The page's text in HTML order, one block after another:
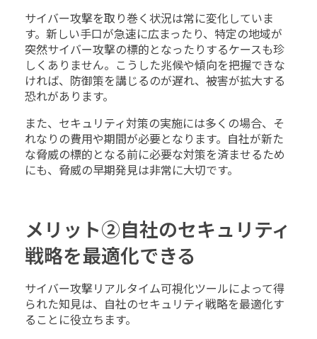
サイバー攻撃を取り巻く状況は常に変化していま
す。新しい手口が急速に広まったり、特定の地域が
突然サイバー攻撃の標的となったりするケースも珍
しくありません。こうした兆候や傾向を把握できな
ければ、防御策を講じるのが遅れ、被害が拡大する
恐れがあります。
また、セキュリティ対策の実施には多くの場合、そ
れなりの費用や期間が必要となります。自社が新た
な脅威の標的となる前に必要な対策を済ませるため
にも、脅威の早期発見は非常に大切です。
メリット②自社のセキュリティ
戦略を最適化できる
サイバー攻撃リアルタイム可視化ツールによって得
られた知見は、自社のセキュリティ戦略を最適化す
ることに役立ちます。